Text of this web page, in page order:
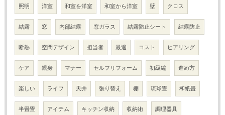
照明 洋室 和室を洋室 和室から洋室 壁 クロス
結露 窓 内部結露 窓ガラス 結露防止シート 結露防止
断熱 空間デザイン 担当者 最適 コスト ヒアリング
ケア 親身 マナー セルフリフォーム 初級編 進め方
楽しい ライフ 天井 張り替え 棚 琉球畳 和紙畳
半畳畳 アイテム キッチン収納 収納術 調理器具